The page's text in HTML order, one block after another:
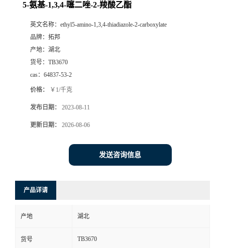
5-氨基-1,3,4-噻二唑-2-羧酸乙酯
英文名称： ethyl5-amino-1,3,4-thiadiazole-2-carboxylate
品牌： 拓邦
产地： 湖北
货号： TB3670
cas： 64837-53-2
价格： ￥1/千克
发布日期： 2023-08-11
更新日期： 2026-08-06
发送咨询信息
产品详请
产地 湖北
货号 TB3670